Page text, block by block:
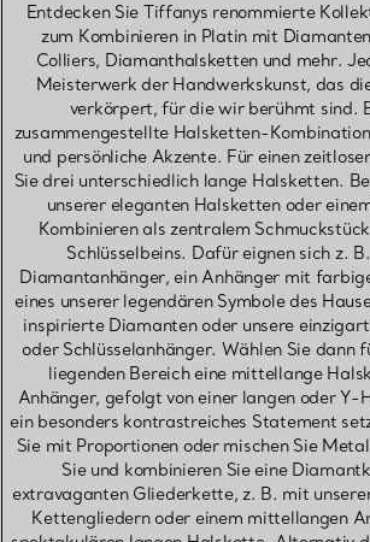
Entdecken Sie Tiffanys renommierte
zum Kombinieren in Platin mit
Colliers, Diamanthalsketten und mehr.
Meisterwerk der Handwerkskunst, das
verkörpert, für die wir berühmt sind.
zusammengestellte Halsketten-
und persönliche Akzente. Für einen
Sie drei unterschiedlich lange Halsketten.
unserer eleganten Halsketten oder
Kombinieren als zentralem
Schlüsselbeins. Dafür eignen sich z.
Diamantanhänger, ein Anhänger mit
eines unserer legendären Symbole des
inspirierte Diamanten oder unsere
oder Schlüsselanhänger. Wählen Sie dann
liegenden Bereich eine mittellange
Anhänger, gefolgt von einer langen oder Y-
ein besonders kontrastreiches Statement
Sie mit Proportionen oder mischen Sie
Sie und kombinieren Sie eine
extravaganten Gliederkette, z. B. mit
Kettengliedern oder einem mittellangen